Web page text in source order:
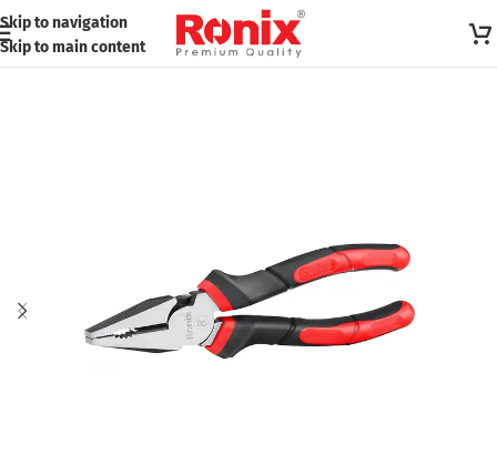
Skip to navigation
Skip to main content